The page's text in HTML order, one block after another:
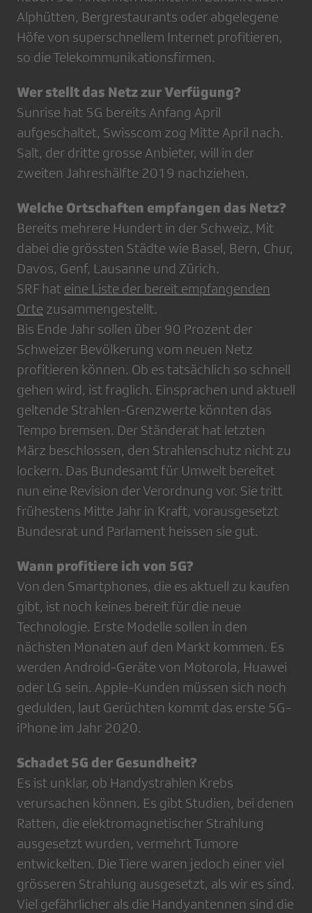
Alphütten, Bergrestaurants oder abgelegene
Höfe von superschnellem Internet profitieren,
so die Telekommunikationsfirmen.
Wer stellt das Netz zur Verfügung?
Sunrise hat 5G bereits Anfang April
aufgeschaltet, Swisscom zog Mitte April nach.
Salt, der dritte grosse Anbieter, will in der
zweiten Jahreshälfte 2019 nachziehen.
Welche Ortschaften empfangen das Netz?
Bereits mehrere Hundert in der Schweiz. Mit
dabei die grössten Städte wie Basel, Bern, Chur,
Davos, Genf, Lausanne und Zürich.
SRF hat eine Liste der bereit empfangenden
Orte zusammengestellt.
Bis Ende Jahr sollen über 90 Prozent der
Schweizer Bevölkerung vom neuen Netz
profitieren können. Ob es tatsächlich so schnell
gehen wird, ist fraglich. Einsprachen und aktuell
geltende Strahlen-Grenzwerte könnten das
Tempo bremsen. Der Ständerat hat letzten
März beschlossen, den Strahlenschutz nicht zu
lockern. Das Bundesamt für Umwelt bereitet
nun eine Revision der Verordnung vor. Sie tritt
frühestens Mitte Jahr in Kraft, vorausgesetzt
Bundesrat und Parlament heissen sie gut.
Wann profitiere ich von 5G?
Von den Smartphones, die es aktuell zu kaufen
gibt, ist noch keines bereit für die neue
Technologie. Erste Modelle sollen in den
nächsten Monaten auf den Markt kommen. Es
werden Android-Geräte von Motorola, Huawei
oder LG sein. Apple-Kunden müssen sich noch
gedulden, laut Gerüchten kommt das erste 5G-
iPhone im Jahr 2020.
Schadet 5G der Gesundheit?
Es ist unklar, ob Handystrahlen Krebs
verursachen können. Es gibt Studien, bei denen
Ratten, die elektromagnetischer Strahlung
ausgesetzt wurden, vermehrt Tumore
entwickelten. Die Tiere waren jedoch einer viel
grösseren Strahlung ausgesetzt, als wir es sind.
Viel gefährlicher als die Handyantennen sind die